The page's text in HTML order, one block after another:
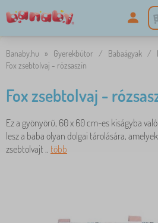
Banaby.hu » Gyerekbútor / Babaágyak /
Fox zsebtolvaj - rózsaszín
Fox zsebtolvaj -
Ez a gyönyörű, 60 x 60 cm-es kiságyba
lesz a baba olyan dolgai tárolására,
zsebtolvajt .. több